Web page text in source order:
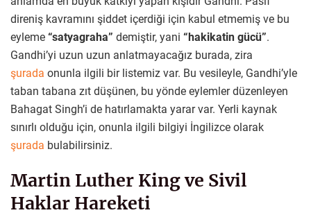
direniş kavramını şiddet içerdiği için kabul etmemiş ve bu
eyleme “satyagraha” demiştir, yani “hakikatin gücü”.
Gandhi’yi uzun uzun anlatmayacağız burada, zira
şurada onunla ilgili bir listemiz var. Bu vesileyle, Gandhi’yle
taban tabana zıt düşünen, bu yönde eylemler düzenleyen
Bahagat Singh’i de hatırlamakta yarar var. Yerli kaynak
sınırlı olduğu için, onunla ilgili bilgiyi İngilizce olarak
şurada bulabilirsiniz.
Martin Luther King ve Sivil
Haklar Hareketi